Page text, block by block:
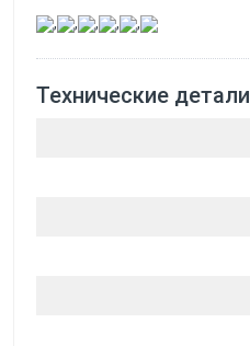
, , , , ,
Технические детали